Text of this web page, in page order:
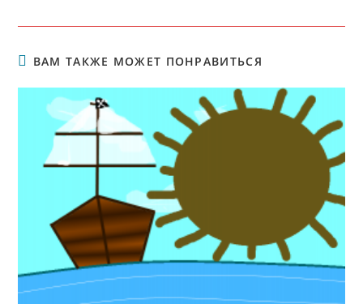
ВАМ ТАКЖЕ МОЖЕТ ПОНРАВИТЬСЯ